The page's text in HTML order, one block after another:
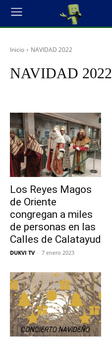
Inicio NAVIDAD 2022
NAVIDAD 2022
Los Reyes Magos
de Oriente
congregan a miles
de personas en las
Calles de Calatayud
DUKVI TV - 7 enero 2023